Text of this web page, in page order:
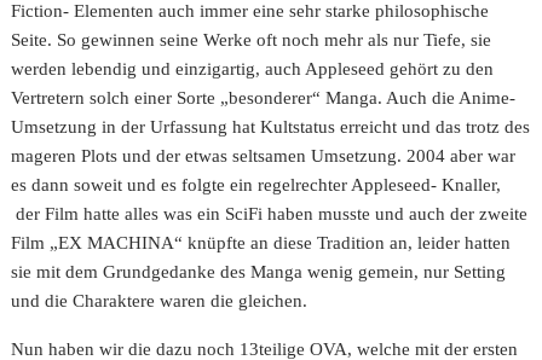
Fiction- Elementen auch immer eine sehr starke philosophische
Seite. So gewinnen seine Werke oft noch mehr als nur Tiefe, sie
werden lebendig und einzigartig, auch Appleseed gehört zu den
Vertretern solch einer Sorte „besonderer“ Manga. Auch die Anime-
Umsetzung in der Urfassung hat Kultstatus erreicht und das trotz des
mageren Plots und der etwas seltsamen Umsetzung. 2004 aber war
es dann soweit und es folgte ein regelrechter Appleseed- Knaller,
der Film hatte alles was ein SciFi haben musste und auch der zweite
Film „EX MACHINA“ knüpfte an diese Tradition an, leider hatten
sie mit dem Grundgedanke des Manga wenig gemein, nur Setting
und die Charaktere waren die gleichen.
Nun haben wir die dazu noch 13teilige OVA, welche mit der ersten